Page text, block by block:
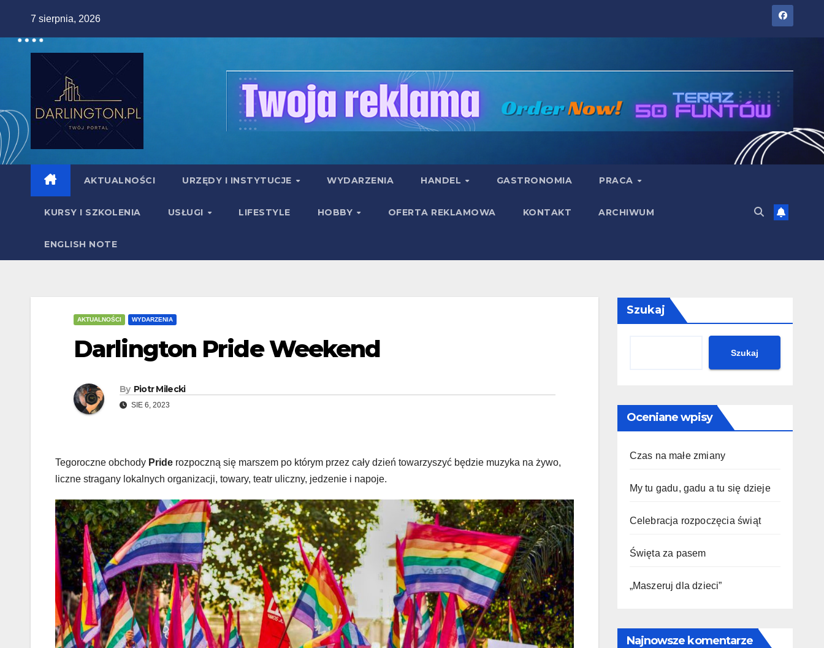
content
7 sierpnia, 2026
AKTUALNOŚCI URZĘDY I INSTYTUCJE WYDARZENIA HANDEL GASTRONOMIA PRACA
KURSY I SZKOLENIA USŁUGI LIFESTYLE HOBBY OFERTA REKLAMOWA KONTAKT ARCHIWUM
ENGLISH NOTE
AKTUALNOŚCI WYDARZENIA
Darlington Pride Weekend
By Piotr Milecki
SIE 6, 2023
Tegoroczne obchody Pride rozpoczną się marszem po którym przez cały dzień towarzyszyć będzie muzyka na żywo,
liczne stragany lokalnych organizacji, towary, teatr uliczny, jedzenie i napoje.
Szukaj
Szukaj
Oceniane wpisy
Czas na małe zmiany
My tu gadu, gadu a tu się dzieje
Celebracja rozpoczęcia świąt
Święta za pasem
„Maszeruj dla dzieci”
Najnowsze komentarze